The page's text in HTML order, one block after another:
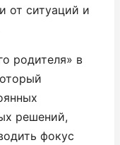
от ситуаций и
родителя» в
решений,
фокус